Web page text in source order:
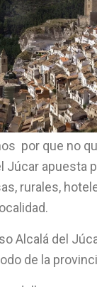
por que no
Júcar apuesta
rurales,
Alcalá del
de la